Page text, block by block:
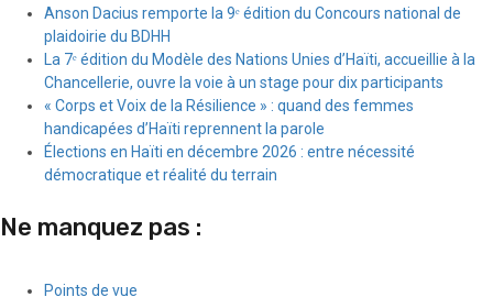
Anson Dacius remporte la 9ᵉ édition du Concours national de
plaidoirie du BDHH
La 7ᵉ édition du Modèle des Nations Unies d’Haïti, accueillie à la
Chancellerie, ouvre la voie à un stage pour dix participants
« Corps et Voix de la Résilience » : quand des femmes
handicapées d’Haïti reprennent la parole
Élections en Haïti en décembre 2026 : entre nécessité
démocratique et réalité du terrain
Ne manquez pas :
Points de vue